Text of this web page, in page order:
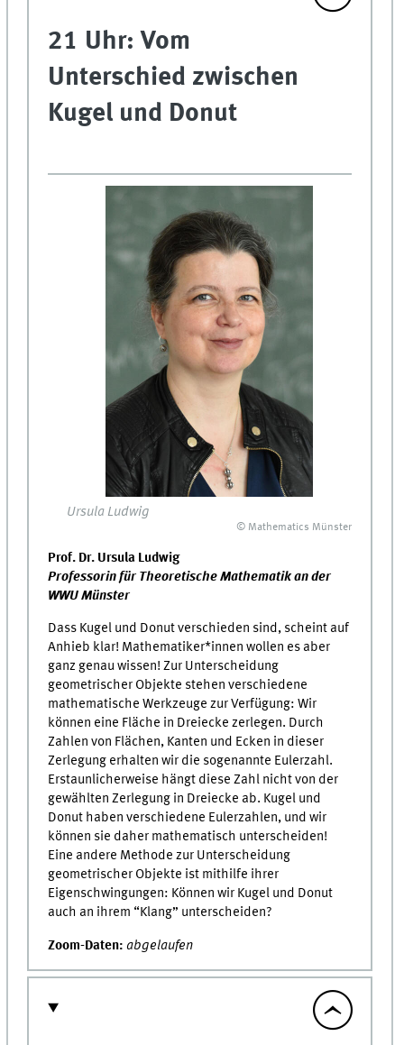
21 Uhr: Vom
Unterschied zwischen
Kugel und Donut
Ursula Ludwig
© Mathematics Münster
Prof. Dr. Ursula Ludwig
Professorin für Theoretische Mathematik an der
WWU Münster
Dass Kugel und Donut verschieden sind, scheint auf
Anhieb klar! Mathematiker*innen wollen es aber
ganz genau wissen! Zur Unterscheidung
geometrischer Objekte stehen verschiedene
mathematische Werkzeuge zur Verfügung: Wir
können eine Fläche in Dreiecke zerlegen. Durch
Zahlen von Flächen, Kanten und Ecken in dieser
Zerlegung erhalten wir die sogenannte Eulerzahl.
Erstaunlicherweise hängt diese Zahl nicht von der
gewählten Zerlegung in Dreiecke ab. Kugel und
Donut haben verschiedene Eulerzahlen, und wir
können sie daher mathematisch unterscheiden!
Eine andere Methode zur Unterscheidung
geometrischer Objekte ist mithilfe ihrer
Eigenschwingungen: Können wir Kugel und Donut
auch an ihrem “Klang” unterscheiden?
Zoom-Daten: abgelaufen